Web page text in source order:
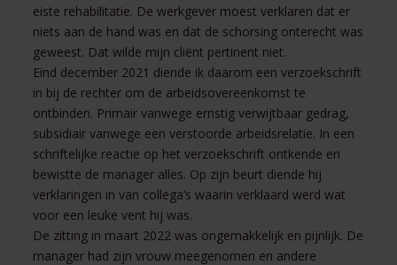
eiste rehabilitatie. De werkgever moest verklaren dat er
niets aan de hand was en dat de schorsing onterecht was
geweest. Dat wilde mijn cliënt pertinent niet.
Eind december 2021 diende ik daarom een verzoekschrift
in bij de rechter om de arbeidsovereenkomst te
ontbinden. Primair vanwege ernstig verwijtbaar gedrag,
subsidiair vanwege een verstoorde arbeidsrelatie. In een
schriftelijke reactie op het verzoekschrift ontkende en
bewistte de manager alles. Op zijn beurt diende hij
verklaringen in van collega’s waarin verklaard werd wat
voor een leuke vent hij was.
De zitting in maart 2022 was ongemakkelijk en pijnlijk. De
manager had zijn vrouw meegenomen en andere